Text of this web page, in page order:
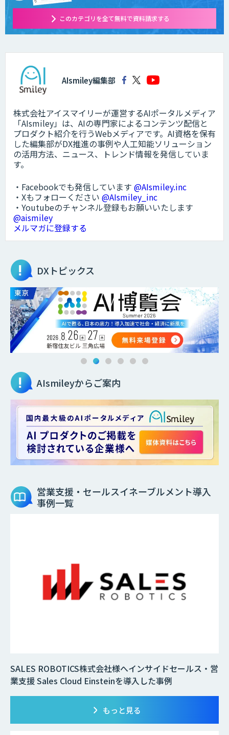
このカテゴリを全て無料で資料請求する
AIsmiley編集部
株式会社アイスマイリーが運営するAIポータルメディア
「AIsmiley」は、AIの専門家によるコンテンツ配信と
プロダクト紹介を行うWebメディアです。AI資格を保有
した編集部がDX推進の事例や人工知能ソリューション
の活用方法、ニュース、トレンド情報を発信していま
す。
・Facebookでも発信しています @AIsmiley.inc
・Xもフォローください @AIsmiley_inc
・Youtubeのチャンネル登録もお願いいたします
@aismiley
メルマガに登録する
DXトピックス
AIsmileyからご案内
営業支援・セールスイネーブルメント導入
事例一覧
SALES ROBOTICS株式会社様へインサイドセールス・営
業支援 Sales Cloud Einsteinを導入した事例
もっと見る